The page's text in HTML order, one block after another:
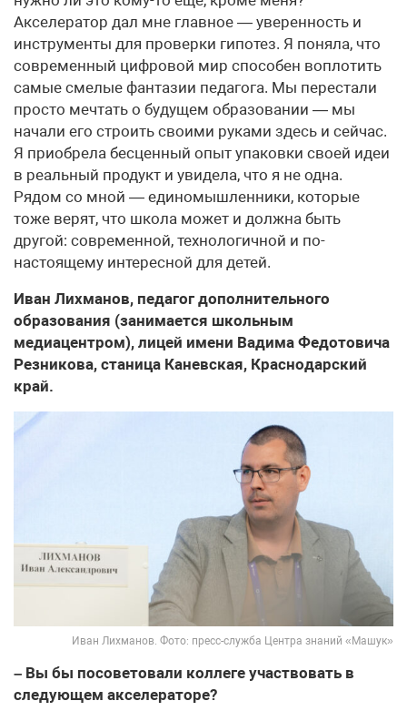
Акселератор дал мне главное — уверенность и
инструменты для проверки гипотез. Я поняла, что
современный цифровой мир способен воплотить
самые смелые фантазии педагога. Мы перестали
просто мечтать о будущем образовании — мы
начали его строить своими руками здесь и сейчас.
Я приобрела бесценный опыт упаковки своей идеи
в реальный продукт и увидела, что я не одна.
Рядом со мной — единомышленники, которые
тоже верят, что школа может и должна быть
другой: современной, технологичной и по-
настоящему интересной для детей.
Иван Лихманов, педагог дополнительного
образования (занимается школьным
медиацентром), лицей имени Вадима Федотовича
Резникова, станица Каневская, Краснодарский
край.
Иван Лихманов. Фото: пресс-служба Центра знаний «Машук»
– Вы бы посоветовали коллеге участвовать в
следующем акселераторе?